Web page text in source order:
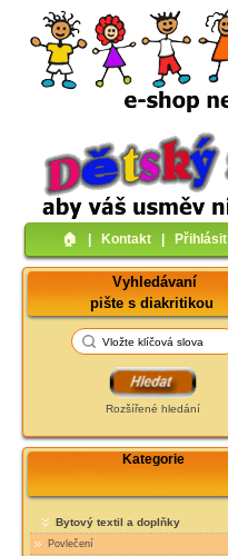
🏠︎ Kontakt Přihlásit
Vyhledávaní
pište s diakritikou
Rozšířené hledání
Kategorie
Bytový textil a doplňky
Povlečení